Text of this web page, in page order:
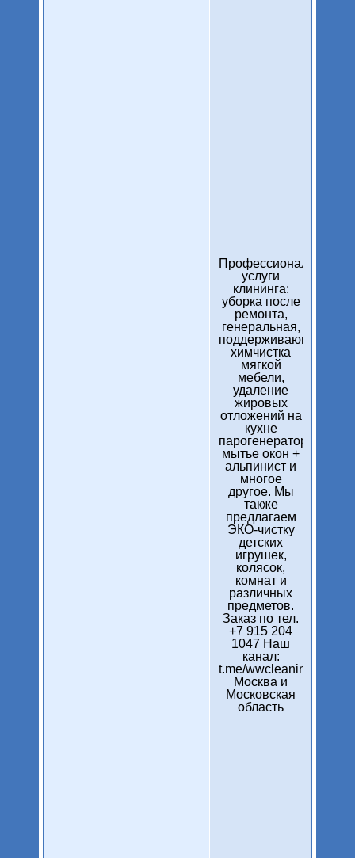
Профессиональные
услуги
клининга:
уборка после
ремонта,
генеральная,
поддерживающая,
химчистка
мягкой
мебели,
удаление
жировых
отложений на
кухне
парогенератором,
мытье окон +
альпинист и
многое
другое. Мы
также
предлагаем
ЭКО-чистку
детских
игрушек,
колясок,
комнат и
различных
предметов.
Заказ по тел.
+7 915 204
1047 Наш
канал:
t.me/wwcleaning
Москва и
Московская
область